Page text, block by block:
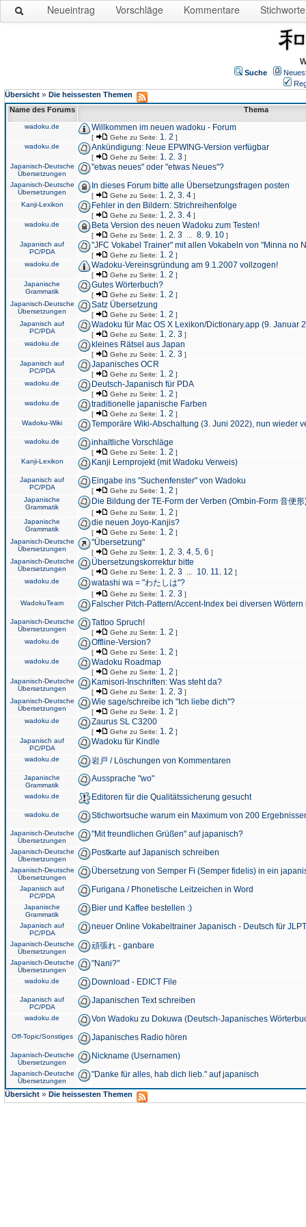
Neueintrag Vorschläge Kommentare Stichworte
Suche
Übersicht » Die heissesten Themen
Name des Forums
Thema
wadoku.de Willkommen im neuen wadoku - Forum
[ Gehe zu Seite: 1 2 ]
wadoku.de
Ankündigung: Neue EPWING-Version verfügbar
[ Gehe zu Seite: 1 2 3 ]
Japanisch-Deutsche
Übersetzungen
"etwas neues" oder "etwas Neues"?
Japanisch-Deutsche
Übersetzungen
In dieses Forum bitte alle Übersetzungsfragen posten
[ Gehe zu Seite: 1 2 3 4 ]
Kanji-Lexikon
Fehler in den Bildern: Strichreihenfolge
[ Gehe zu Seite: 1 2 3 4 ]
wadoku.de
Beta Version des neuen Wadoku zum Testen!
[ Gehe zu Seite: 1 2 3 8 9 10 ]
Japanisch auf
PC/PDA
"JFC Vokabel Trainer" mit allen Vokabeln von "Minna no
[ Gehe zu Seite: 1 2 ]
wadoku.de
Wadoku-Vereinsgründung am 9.1.2007 vollzogen!
[ Gehe zu Seite: 1 2 ]
Japanische
Grammatik
Gutes Wörterbuch?
[ Gehe zu Seite: 1 2 ]
Japanisch-Deutsche
Übersetzungen
Satz Übersetzung
[ Gehe zu Seite: 1 2 ]
Japanisch auf
PC/PDA
Wadoku für Mac OS X Lexikon/Dictionary.app (9. Januar
[ Gehe zu Seite: 1 2 3 ]
wadoku.de
kleines Rätsel aus Japan
[ Gehe zu Seite: 1 2 3 ]
Japanisch auf
PC/PDA
Japanisches OCR
[ Gehe zu Seite: 1 2 ]
wadoku.de
Deutsch-Japanisch für PDA
[ Gehe zu Seite: 1 2 ]
wadoku.de
traditionelle japanische Farben
[ Gehe zu Seite: 1 2 ]
Wadoku-Wiki
Temporäre Wiki-Abschaltung (3. Juni 2022), nun wieder
wadoku.de inhaltliche Vorschläge
[ Gehe zu Seite: 1 2 ]
Kanji-Lexikon
Kanji Lernprojekt (mit Wadoku Verweis)
Japanisch auf
PC/PDA
Eingabe ins "Suchenfenster" von Wadoku
[ Gehe zu Seite: 1 2 ]
Japanische
Grammatik
Die Bildung der TE-Form der Verben (Ombin-Form 音便形
[ Gehe zu Seite: 1 2 ]
Japanische
Grammatik
die neuen Joyo-Kanjis?
[ Gehe zu Seite: 1 2 ]
Japanisch-Deutsche
Übersetzungen
"Übersetzung"
[ Gehe zu Seite: 1 2 3 4 5 6 ]
Japanisch-Deutsche
Übersetzungen
Übersetzungskorrektur bitte
[ Gehe zu Seite: 1 2 3 10 11 12 ]
wadoku.de
watashi wa = "わたしは"?
[ Gehe zu Seite: 1 2 3 ]
WadokuTeam
Falscher Pitch-Pattern/Accent-Index bei diversen
Japanisch-Deutsche
Übersetzungen
Tattoo Spruch!
[ Gehe zu Seite: 1 2 ]
wadoku.de
Offline-Version?
[ Gehe zu Seite: 1 2 ]
wadoku.de
Wadoku Roadmap
[ Gehe zu Seite: 1 2 ]
Japanisch-Deutsche
Übersetzungen
Kamisori-Inschriften: Was steht da?
[ Gehe zu Seite: 1 2 3 ]
Japanisch-Deutsche
Übersetzungen
Wie sage/schreibe ich "Ich liebe dich"?
[ Gehe zu Seite: 1 2 ]
wadoku.de
Zaurus SL C3200
[ Gehe zu Seite: 1 2 ]
Japanisch auf
PC/PDA
Wadoku für Kindle
wadoku.de 岩戸 / Löschungen von Kommentaren
Japanische
Grammatik
Aussprache "wo"
wadoku.de Editoren für die Qualitätssicherung gesucht
wadoku.de Stichwortsuche warum ein Maximum von 200
Japanisch-Deutsche
Übersetzungen
"Mit freundlichen Grüßen" auf japanisch?
Japanisch-Deutsche
Übersetzungen
Postkarte auf Japanisch schreiben
Japanisch-Deutsche
Übersetzungen
Übersetzung von Semper Fi (Semper fidelis) in ein
Japanisch auf
PC/PDA
Furigana / Phonetische Leitzeichen in Word
Japanische
Grammatik
Bier und Kaffee bestellen :)
Japanisch auf
PC/PDA
neuer Online Vokabeltrainer Japanisch - Deutsch für
Japanisch-Deutsche
Übersetzungen
頑張れ - ganbare
Japanisch-Deutsche
Übersetzungen
"Nani?"
wadoku.de Download - EDICT File
Japanisch auf
PC/PDA
Japanischen Text schreiben
wadoku.de Von Wadoku zu Dokuwa (Deutsch-Japanisches
Off-Topic/Sonstiges Japanisches Radio hören
Japanisch-Deutsche
Übersetzungen
Nickname (Usernamen)
Japanisch-Deutsche
Übersetzungen
"Danke für alles, hab dich lieb." auf japanisch
Übersicht » Die heissesten Themen